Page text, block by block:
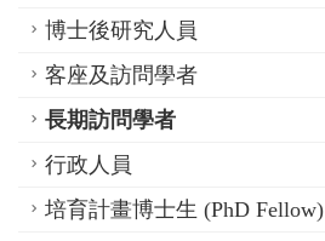
博士後研究人員
客座及訪問學者
長期訪問學者
行政人員
培育計畫博士生 (PhD Fellow)